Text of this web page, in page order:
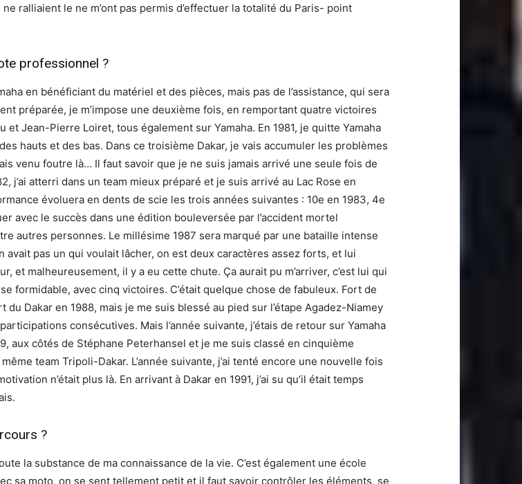
ralliaient le ne m’ont pas permis d’effectuer la totalité du Paris- point
professionnel ?
en bénéficiant du matériel et des pièces, mais pas de l’assistance, qui sera
préparée, je m’impose une deuxième fois, en remportant quatre victoires
Jean-Pierre Loiret, tous également sur Yamaha. En 1981, je quitte Yamaha
hauts et des bas. Dans ce troisième Dakar, je vais accumuler les problèmes
venu foutre là… Il faut savoir que je ne suis jamais arrivé une seule fois de
j’ai atterri dans un team mieux préparé et je suis arrivé au Lac Rose en
évoluera en dents de scie les trois années suivantes : 10e en 1983, 4e
avec le succès dans une édition bouleversée par l’accident mortel
autres personnes. Le millésime 1987 sera marqué par une bataille intense
avait pas un qui voulait lâcher, on est deux caractères assez forts, et lui
et malheureusement, il y a eu cette chute. Ça aurait pu m’arriver, c’est lui qui
formidable, avec cinq victoires. C’était quelque chose de fabuleux. Fort de
Dakar en 1988, mais je me suis blessé au pied sur l’étape Agadez-Niamey
consécutives. Mais l’année suivante, j’étais de retour sur Yamaha
aux côtés de Stéphane Peterhansel et je me suis classé en cinquième
team Tripoli-Dakar. L’année suivante, j’ai tenté encore une nouvelle fois
n’était plus là. En arrivant à Dakar en 1991, j’ai su qu’il était temps
?
la substance de ma connaissance de la vie. C’est également une école
sa moto, on se sent tellement petit et il faut savoir contrôler les éléments, se